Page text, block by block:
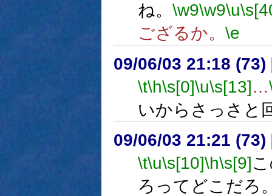
ね。 \w9\w9\u
ござるか。 \e
09/06/03 21:18 (73)
\t\h\s[0]\u\s[13]…
いからさっさと
09/06/03 21:21 (73)
\t\u\s[10]\h\s[9]
ろってどこだろ